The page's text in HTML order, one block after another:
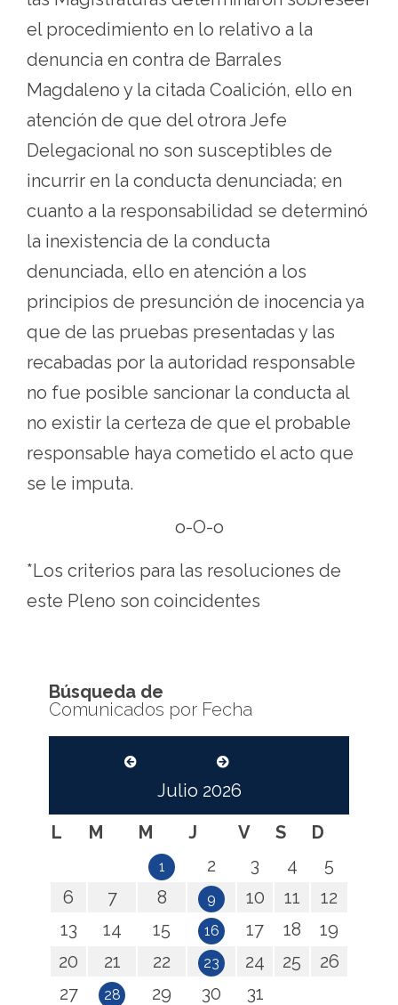
el procedimiento en lo relativo a la
denuncia en contra de Barrales
Magdaleno y la citada Coalición, ello en
atención de que del otrora Jefe
Delegacional no son susceptibles de
incurrir en la conducta denunciada; en
cuanto a la responsabilidad se determinó
la inexistencia de la conducta
denunciada, ello en atención a los
principios de presunción de inocencia ya
que de las pruebas presentadas y las
recabadas por la autoridad responsable
no fue posible sancionar la conducta al
no existir la certeza de que el probable
responsable haya cometido el acto que
se le imputa.
o-O-o
*Los criterios para las resoluciones de
este Pleno son coincidentes
Búsqueda de
Comunicados por Fecha
Julio 2026
L
M M J V S D
1 2 3 4
5
6
7 8 9 10 11
12
13
14 15 16 17 18
19
20
21 22 23 24 25
26
27
28 29 30 31